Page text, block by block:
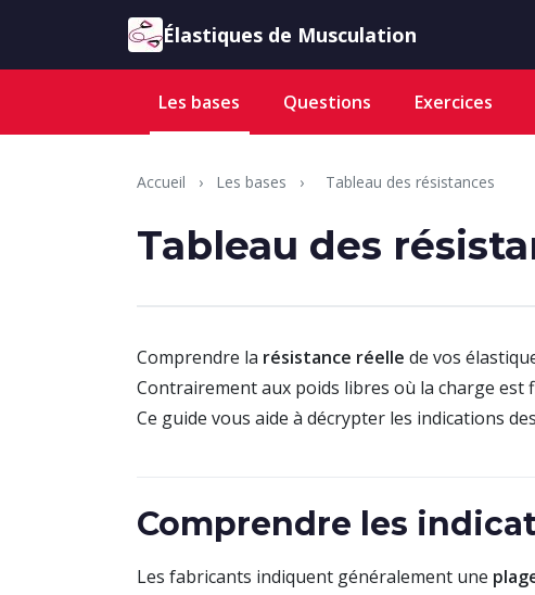
Aller au contenu Élastiques de Musculation
Les bases Questions Exercices
Accueil › Les bases › Tableau des résistances
Tableau des
Comprendre la résistance réelle de vos
Contrairement aux poids libres où la charge est
Ce guide vous aide à décrypter les indications
Comprendre les
Les fabricants indiquent généralement une